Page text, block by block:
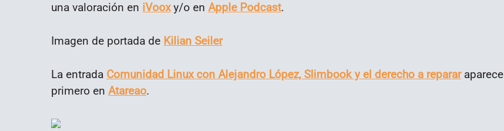
una valoración en iVooxy/o en Apple Podcast.
Imagen de portada de Kilian Seiler
La entrada Comunidad Linux con Alejandro López, Slimbook y el derecho a repararaparece
primero en Atareao.